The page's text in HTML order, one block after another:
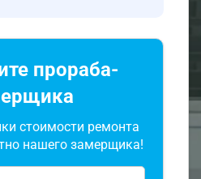
прораба-
стоимости ремонта
нашего замерщика!